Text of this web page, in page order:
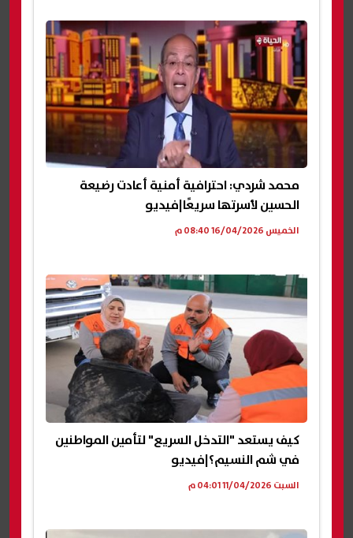
محمد شردي: احترافية أمنية أعادت رضيعة
الحسين لأسرتها سريعًا|فيديو
الخميس 16/04/2026 08:40 م
كيف يستعد "التدخل السريع" لتأمين المواطنين
في شم النسيم؟|فيديو
السبت 11/04/2026 04:01 م